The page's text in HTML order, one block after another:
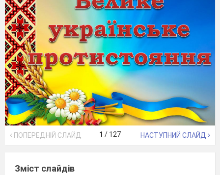
ПОПЕРЕДНІЙ СЛАЙД 1 / 127 НАСТУПНИЙ СЛАЙД
Зміст слайдів